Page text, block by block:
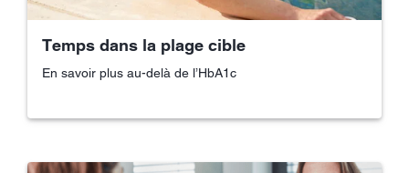
Temps dans la plage cible
En savoir plus au-delà de l’HbA1c